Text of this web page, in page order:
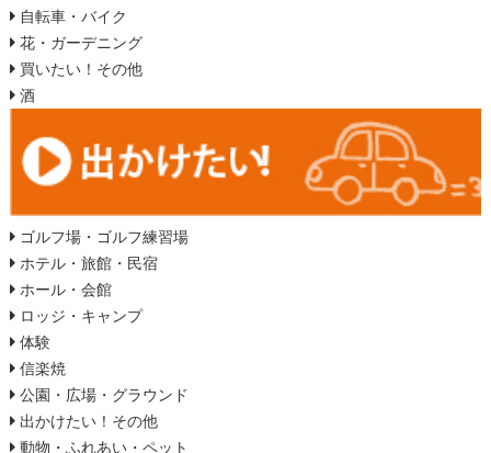
自転車・バイク
花・ガーデニング
買いたい！その他
酒
ゴルフ場・ゴルフ練習場
ホテル・旅館・民宿
ホール・会館
ロッジ・キャンプ
体験
信楽焼
公園・広場・グラウンド
出かけたい！その他
動物・ふれあい・ペット